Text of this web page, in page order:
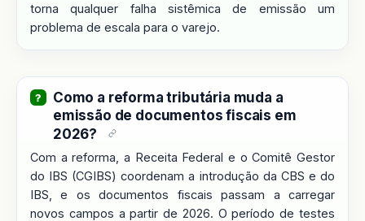
torna qualquer falha sistêmica de emissão um
problema de escala para o varejo.
Como a reforma tributária muda a
emissão de documentos fiscais em
2026?
Com a reforma, a Receita Federal e o Comitê Gestor
do IBS (CGIBS) coordenam a introdução da CBS e do
IBS, e os documentos fiscais passam a carregar
novos campos a partir de 2026. O período de testes